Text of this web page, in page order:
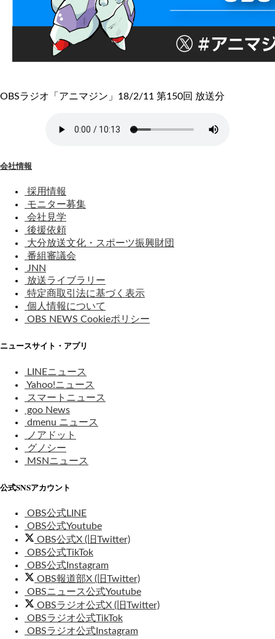
OBSラジオ「アニマジン」18/2/11 第150回 放送分
会社情報
採用情報
モニター募集
会社見学
後援依頼
大分放送文化・スポーツ振興財団
番組審議会
JNN
放送ライブラリー
特定商取引法に基づく表示
個人情報について
OBS NEWS Cookieポリシー
ニュースサイト・アプリ
LINEニュース
Yahoo!ニュース
スマートニュース
goo News
dmenu ニュース
ノアドット
グノシー
MSNニュース
公式SNSアカウント
OBS公式LINE
OBS公式Youtube
OBS公式X (旧Twitter)
OBS公式TikTok
OBS公式Instagram
OBS報道部X (旧Twitter)
OBSニュース公式Youtube
OBSラジオ公式X (旧Twitter)
OBSラジオ公式TikTok
OBSラジオ公式Instagram